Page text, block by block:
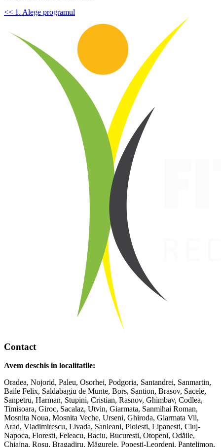
<< 1. Alege programul
Contact
Avem deschis in localitatile:
Oradea, Nojorid, Paleu, Osorhei, Podgoria, Santandrei, Sanmartin,
Baile Felix, Saldabagiu de Munte, Bors, Santion, Brasov, Sacele,
Sanpetru, Harman, Stupini, Cristian, Rasnov, Ghimbav, Codlea,
Timisoara, Giroc, Sacalaz, Utvin, Giarmata, Sanmihai Roman,
Mosnita Noua, Mosnita Veche, Urseni, Ghiroda, Giarmata Vii,
Arad, Vladimirescu, Livada, Sanleani, Ploiesti, Lipanesti, Cluj-
Napoca, Floresti, Feleacu, Baciu, Bucuresti, Otopeni, Odăile,
Chiajna, Roșu, Bragadiru, Măgurele, Popesti-Leordeni, Pantelimon,